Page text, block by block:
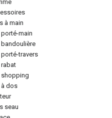
à main
porté-main
bandoulière
porté-travers
rabat
shopping
à dos
seau